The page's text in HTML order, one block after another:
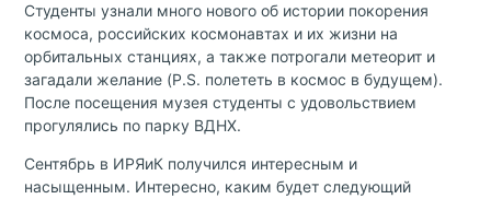
Студенты узнали много нового об истории покорения
космоса, российских космонавтах и их жизни на
орбитальных станциях, а также потрогали метеорит и
загадали желание (P.S. полететь в космос в будущем).
После посещения музея студенты с удовольствием
прогулялись по парку ВДНХ.
Сентябрь в ИРЯиК получился интересным и
насыщенным. Интересно, каким будет следующий